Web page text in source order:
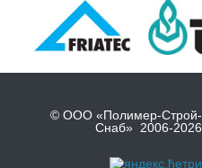
© ООО «Полимер-Строй-
Снаб» 2006-2026